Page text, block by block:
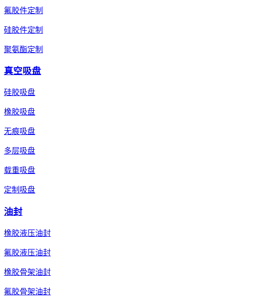
氟胶件定制
硅胶件定制
聚氨酯定制
真空吸盘
硅胶吸盘
橡胶吸盘
无痕吸盘
多层吸盘
载重吸盘
定制吸盘
油封
橡胶液压油封
氟胶液压油封
橡胶骨架油封
氟胶骨架油封